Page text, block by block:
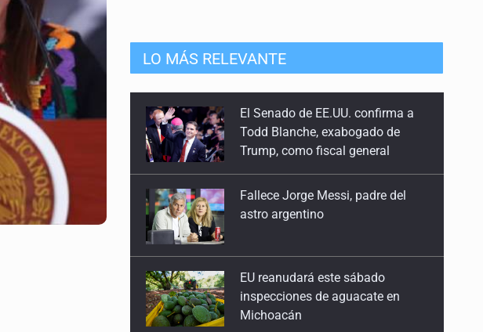
fiscal general
LO MÁS RELEVANTE
Fallece Jorge Messi, padre del
astro argentino
EU reanudará este sábado
inspecciones de aguacate en
México vence a Canadá, pasa a
la final y obtiene el boleto a los
Juegos Olímpicos